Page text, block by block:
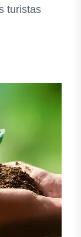
turistas